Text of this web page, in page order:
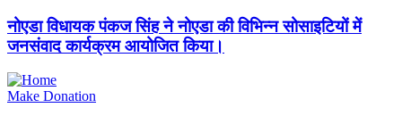
नोएडा विधायक पंकज सिंह ने नोएडा की विभिन्न सोसाइटियों में
जनसंवाद कार्यक्रम आयोजित किया।
Make Donation